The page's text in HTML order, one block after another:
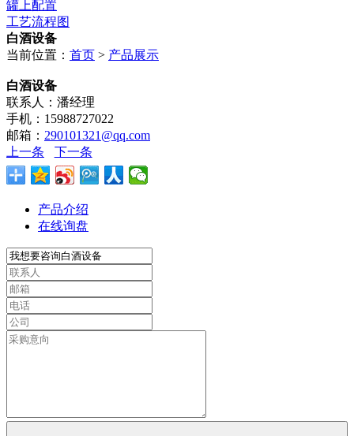
罐上配置
工艺流程图
白酒设备
当前位置： 首页 > 产品展示
白酒设备
联系人：潘经理
手机：15988727022
邮箱： 290101321@qq.com
上一条
下一条
产品介绍
在线询盘